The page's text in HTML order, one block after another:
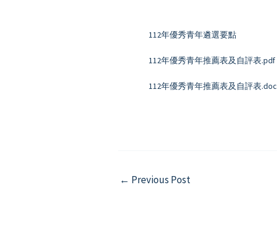
112年優秀青年遴選要點
112年優秀青年推薦表及自評表.pdf
112年優秀青年推薦表及自評表.doc
Post
← Previous Post